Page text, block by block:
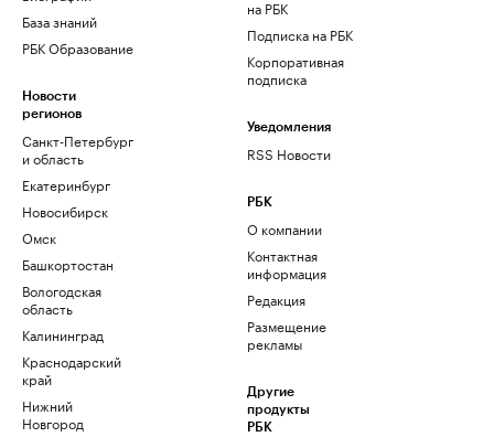
База знаний
РБК Образование
Новости
регионов
Санкт-Петербург
и область
Екатеринбург
Новосибирск
Омск
Башкортостан
Вологодская
область
Калининград
Краснодарский
край
Нижний
Новгород
на РБК
Подписка на РБК
Корпоративная
подписка
Уведомления
RSS Новости
РБК
О компании
Контактная
информация
Редакция
Размещение
рекламы
Другие
продукты
РБК